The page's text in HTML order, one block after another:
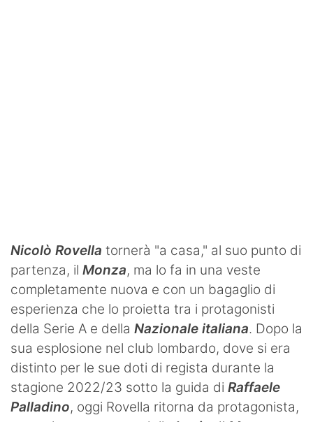
Nicolò Rovella tornerà "a casa," al suo punto di
partenza, il Monza, ma lo fa in una veste
completamente nuova e con un bagaglio di
esperienza che lo proietta tra i protagonisti
della Serie A e della Nazionale italiana. Dopo la
sua esplosione nel club lombardo, dove si era
distinto per le sue doti di regista durante la
stagione 2022/23 sotto la guida di Raffaele
Palladino, oggi Rovella ritorna da protagonista,